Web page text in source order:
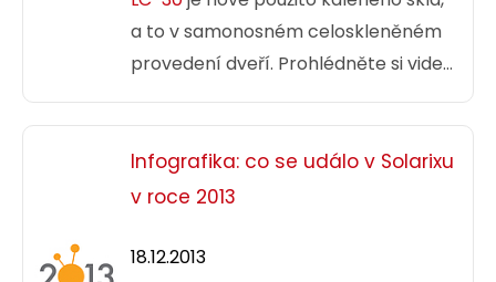
a to v samonosném celoskleněném
provedení dveří. Prohlédněte si video
s testováním skel.
Infografika: co se událo v Solarixu
v roce 2013
18.12.2013